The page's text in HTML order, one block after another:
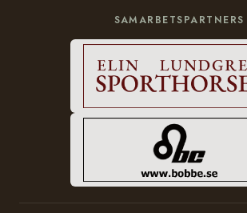
SAMARBETSPARTNERS